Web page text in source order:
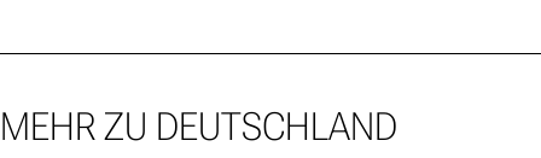
MEHR ZU DEUTSCHLAND